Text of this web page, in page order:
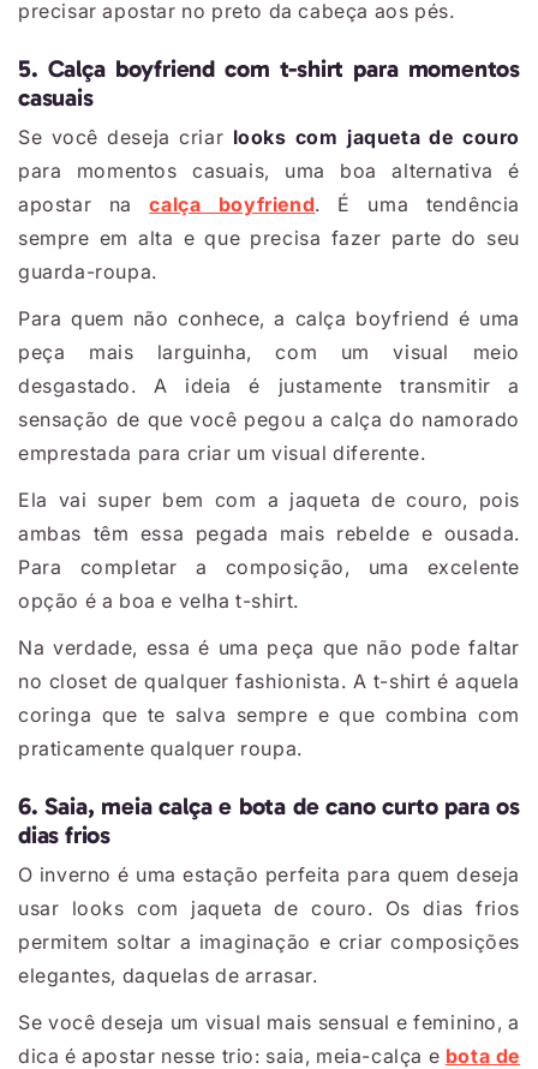
precisar apostar no preto da cabeça aos pés.
5. Calça boyfriend com t-shirt para momentos
casuais
Se você deseja criar looks com jaqueta de couro
para momentos casuais, uma boa alternativa é
apostar nacalça boyfriend. É uma tendência
sempre em alta e que precisa fazer parte do seu
guarda-roupa.
Para quem não conhece, a calça boyfriend é uma
peça mais larguinha, com um visual meio
desgastado. A ideia é justamente transmitir a
sensação de que você pegou a calça do namorado
emprestada para criar um visual diferente.
Ela vai super bem com a jaqueta de couro, pois
ambas têm essa pegada mais rebelde e ousada.
Para completar a composição, uma excelente
opção é a boa e velha t-shirt.
Na verdade, essa é uma peça que não pode faltar
no closet de qualquer fashionista. A t-shirt é aquela
coringa que te salva sempre e que combina com
praticamente qualquer roupa.
6. Saia, meia calça e bota de cano curto para os
dias frios
O inverno é uma estação perfeita para quem deseja
usar looks com jaqueta de couro. Os dias frios
permitem soltar a imaginação e criar composições
elegantes, daquelas de arrasar.
Se você deseja um visual mais sensual e feminino, a
dica é apostar nesse trio: saia, meia-calça e bota de